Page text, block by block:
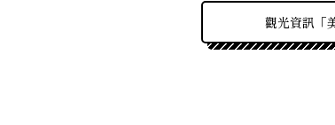
觀光資訊「